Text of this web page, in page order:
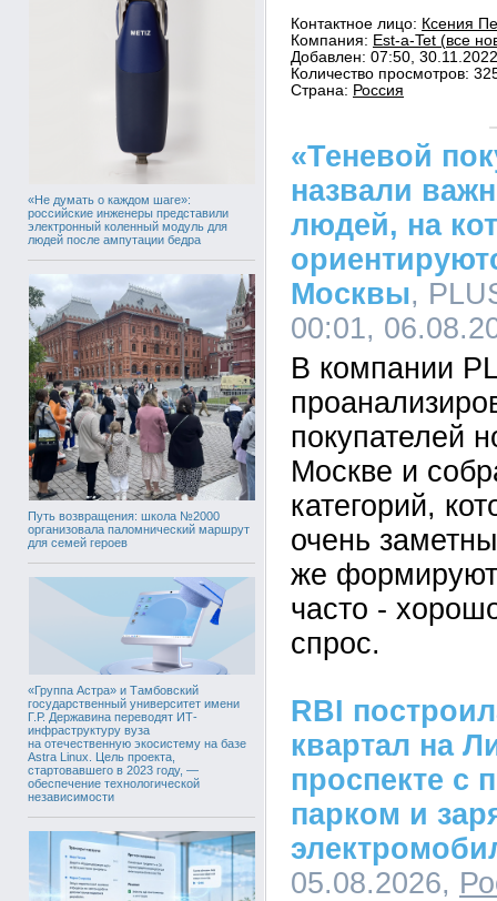
«Не думать о каждом шаге»:
российские инженеры представили
электронный коленный модуль для
людей после ампутации бедра
Путь возвращения: школа №2000
организовала паломнический маршрут
для семей героев
«Группа Астра» и Тамбовский
государственный университет имени
Г.Р. Державина переводят ИТ-
инфраструктуру вуза
на отечественную экосистему на базе
Astra Linux. Цель проекта,
стартовавшего в 2023 году, —
обеспечение технологической
независимости
Контактное лицо: Ксения
Компания: Est-a-Tet (все
Добавлен: 07:50, 30.11.2022
Количество просмотров:
Страна: Россия
«Теневой
назвали
людей, на
Москвы,
00:01,
В компании
покупателей
Москве и
категорий,
очень
же
часто -
спрос.
RBI
квартал на
проспекте с
парком и
05.08.2026,